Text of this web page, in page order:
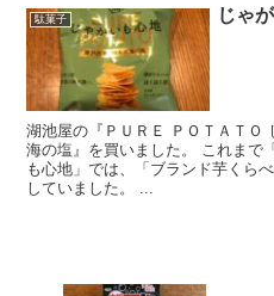
駄菓子 じゃ
湖池屋の『ＰＵＲＥ ＰＯＴＡＴＯ
海の塩』を買いました。 これまで
も心地」では、「ブランド芋くら
していました。 ...